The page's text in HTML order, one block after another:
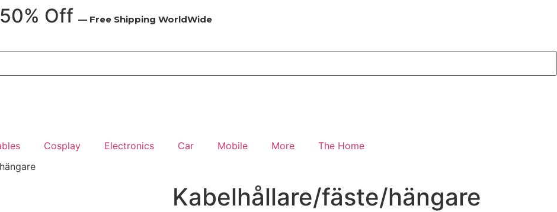
Off — Free Shipping WorldWide
Cosplay Electronics Car Mobile More
The Home
Kabelhållare/fäste/hängare